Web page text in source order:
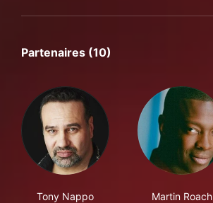
Partenaires (10)
Tony Nappo Martin Roach